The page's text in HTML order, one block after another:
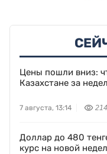
Цены пошли вниз:
Казахстане за
7 августа, 13:14
Доллар до 480
курс на новой